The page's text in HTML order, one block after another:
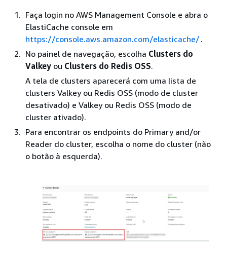
Faça login no AWS Management Console e abra o
ElastiCache console em
https://console.aws.amazon.com/elasticache/.
No painel de navegação, escolha Clusters do
Valkey ou Clusters do Redis OSS.
A tela de clusters aparecerá com uma lista de
clusters Valkey ou Redis OSS (modo de cluster
desativado) e Valkey ou Redis OSS (modo de
cluster ativado).
Para encontrar os endpoints do Primary and/or
Reader do cluster, escolha o nome do cluster (não
o botão à esquerda).